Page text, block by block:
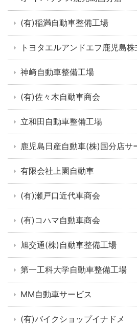
(有)稲満自動車整備工場
トヨタエルアンドエフ鹿児島
神﨑自動車整備工場
(有)佐々木自動車商会
立和田自動車整備工場
鹿児島日産自動車(株)国分店サ
有限会社上園自動車
(有)瀬戸口近代車商会
(有)コハマ自動車商会
旭交通(株)自動車整備工場
第一工科大学自動車整備工場
MM自動車サービス
(有)バイクショップイナドメ